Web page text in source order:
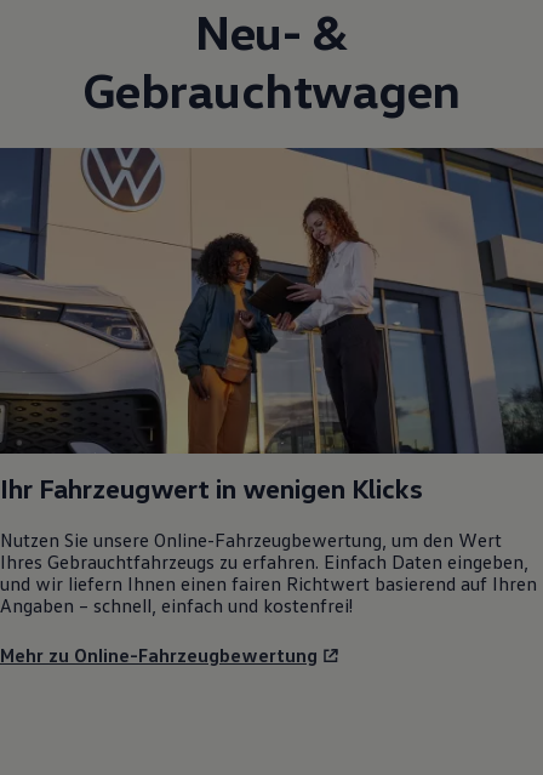
Neu- &
Gebrauchtwagen
Ihr Fahrzeugwert in wenigen Klicks
Nutzen Sie unsere Online-Fahrzeugbewertung, um den Wert
Ihres Gebrauchtfahrzeugs zu erfahren. Einfach Daten eingeben,
und wir liefern Ihnen einen fairen Richtwert basierend auf Ihren
Angaben – schnell, einfach und kostenfrei!
Mehr zu Online-Fahrzeugbewertung